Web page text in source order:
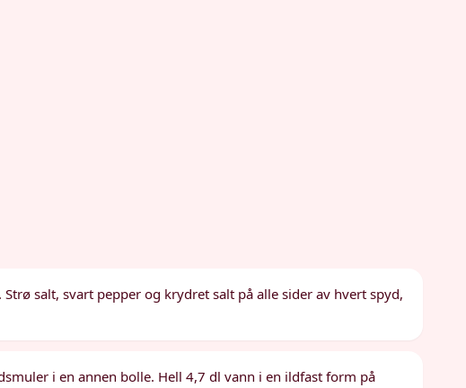
salt, svart pepper og krydret salt på alle sider av hvert spyd,
i en annen bolle. Hell 4,7 dl vann i en ildfast form på